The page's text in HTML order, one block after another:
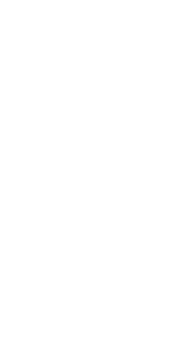
Guía Michelin 2026
portadores de la
entrada en el
de Atarazanas y
El presentador de la
Estrellas Michelin,
aliado. Ahora, este
malagueño en lo